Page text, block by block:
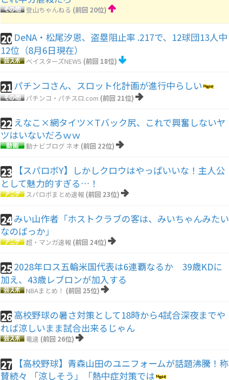
登山ちゃんねる (前回 20位)
20 DeNA・松尾汐恩、盗塁阻止率 .217で、12球団13人中
12位（8月6日現在）
ベイスターズNEWS (前回 18位)
21 パチンコさん、スロット化計画が進行中らしい
パチンコ・パチスロ.com (前回 21位)
22 えなこ×網タイツ×Tバック尻、これで興奮しないヤ
ツはいないだろｗｗ
動ナビブログ ネオ (前回 22位)
23
【スパロボY】しかしクロウはやっぱいいな！主人公
として魅力的すぎる…！
スパロボまとめ速報 (前回 23位)
24 みい山作者「ホストクラブの客は、みいちゃんみたい
なのばっか」
超・マンガ速報 (前回 24位)
25 2028年ロス五輪米国代表は6連覇なるか 39歳KDに
加え、43歳レブロンが加入する
NBAまとめ！ (前回 25位)
26 高校野球の暑さ対策として18時から4試合深夜までや
れば涼しいまま試合出来るじゃん
竜速 (前回 26位)
27
【高校野球】青森山田のユニフォームが話題沸騰！称
賛続々 「涼しそう」「熱中症対策では